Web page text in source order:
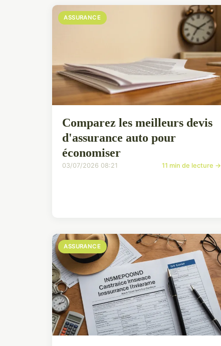
ASSURANCE
Comparez les meilleurs devis
d'assurance auto pour
économiser
03/07/2026 08:21 11 min de lecture →
ASSURANCE